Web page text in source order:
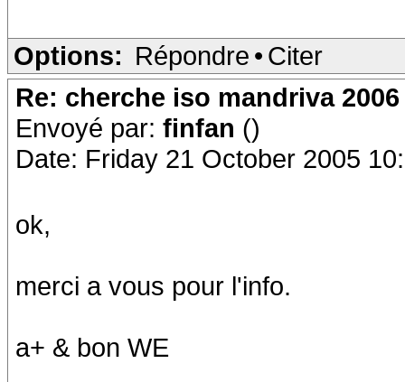
Options: Répondre • Citer
Re: cherche iso mandriva
Envoyé par: finfan ()
Date: Friday 21 October 2005
ok,
merci a vous pour l'info.
a+ & bon WE